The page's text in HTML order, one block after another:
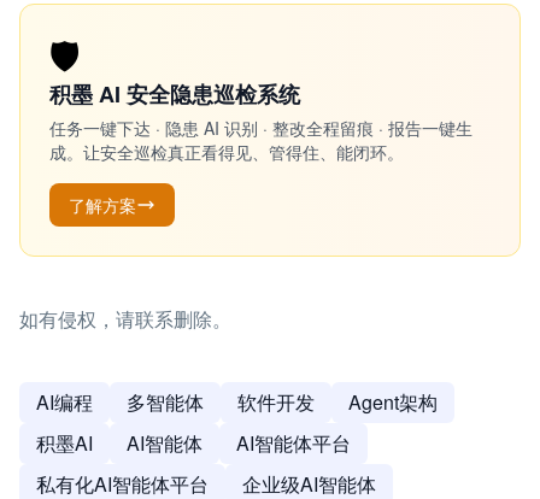
🛡️
积墨 AI 安全隐患巡检系统
任务一键下达 · 隐患 AI 识别 · 整改全程留痕 · 报告一键生
成。让安全巡检真正看得见、管得住、能闭环。
了解方案
如有侵权，请联系删除。
AI编程 多智能体 软件开发
Agent架构
积墨AI
AI智能体
AI智能体平台
私有化AI智能体平台
企业级AI智能体